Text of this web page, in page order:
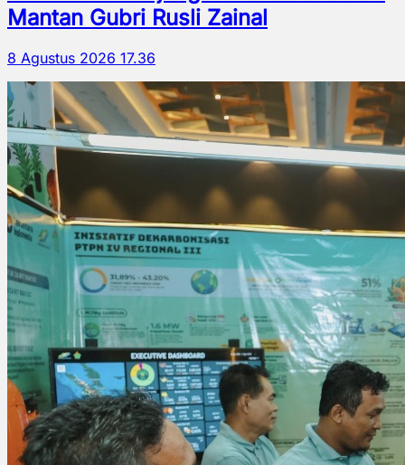
Mantan Gubri Rusli Zainal
8 Agustus 2026 17.36